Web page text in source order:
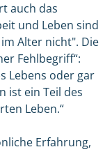
auch das
und Leben sind
Alter nicht". Die
Fehlbegriff“:
Lebens oder gar
ist ein Teil des
Leben.“
Erfahrung,